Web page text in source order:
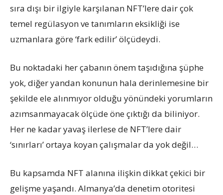
sıra dışı bir ilgiyle karşılanan NFT’lere dair çok
temel regülasyon ve tanımların eksikliği ise
uzmanlara göre ‘fark edilir’ ölçüdeydi.
Bu noktadaki her çabanın önem taşıdığına şüphe
yok, diğer yandan konunun hala derinlemesine bir
şekilde ele alınmıyor olduğu yönündeki yorumların
azımsanmayacak ölçüde öne çıktığı da biliniyor.
Her ne kadar yavaş ilerlese de NFT’lere dair
‘sınırları’ ortaya koyan çalışmalar da yok değil…
Bu kapsamda NFT alanına ilişkin dikkat çekici bir
gelişme yaşandı. Almanya’da denetim otoritesi